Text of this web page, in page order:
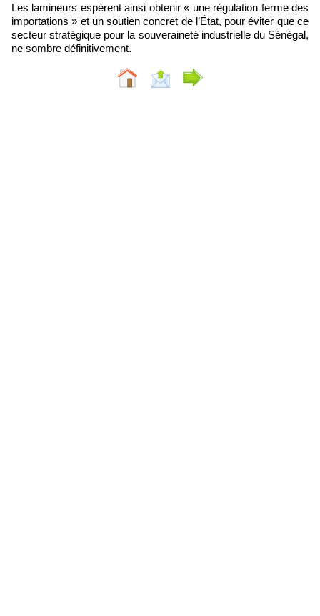
Les lamineurs espèrent ainsi obtenir « une régulation ferme des
importations » et un soutien concret de l’État, pour éviter que ce
secteur stratégique pour la souveraineté industrielle du Sénégal,
ne sombre définitivement.